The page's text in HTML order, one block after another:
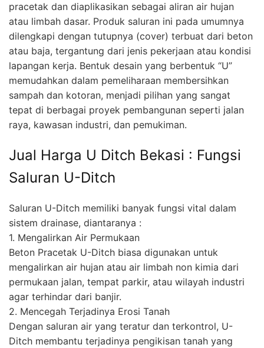
pracetak dan diaplikasikan sebagai aliran air hujan
atau limbah dasar. Produk saluran ini pada umumnya
dilengkapi dengan tutupnya (cover) terbuat dari beton
atau baja, tergantung dari jenis pekerjaan atau kondisi
lapangan kerja. Bentuk desain yang berbentuk “U”
memudahkan dalam pemeliharaan membersihkan
sampah dan kotoran, menjadi pilihan yang sangat
tepat di berbagai proyek pembangunan seperti jalan
raya, kawasan industri, dan pemukiman.
Jual Harga U Ditch Bekasi : Fungsi
Saluran U-Ditch
Saluran U-Ditch memiliki banyak fungsi vital dalam
sistem drainase, diantaranya :
1. Mengalirkan Air Permukaan
Beton Pracetak U-Ditch biasa digunakan untuk
mengalirkan air hujan atau air limbah non kimia dari
permukaan jalan, tempat parkir, atau wilayah industri
agar terhindar dari banjir.
2. Mencegah Terjadinya Erosi Tanah
Dengan saluran air yang teratur dan terkontrol, U-
Ditch membantu terjadinya pengikisan tanah yang